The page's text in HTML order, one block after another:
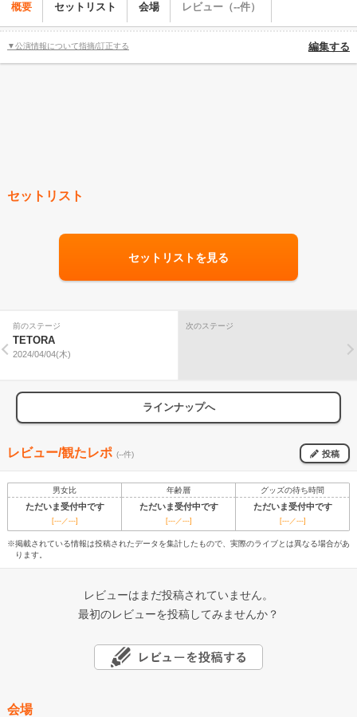
概要 セットリスト 会場 レビュー（--件）
▼公演情報について指摘/訂正する 編集する
セットリスト
セットリストを見る
前のステージ
TETORA
2024/04/04(木)
次のステージ
ラインナップへ
レビュー/観たレポ (--件) 投稿
男女比 年齢層 グッズの待ち時間
ただいま受付中です ただいま受付中です ただいま受付中です
[---／---] [---／---] [---／---]
※掲載されている情報は投稿されたデータを集計したもので、実際のライブとは異なる場合があ
ります。
レビューはまだ投稿されていません。
最初のレビューを投稿してみませんか？
会場